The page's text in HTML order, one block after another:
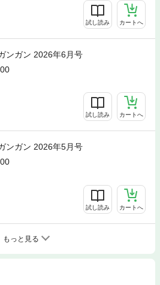
試し読み カートへ
ンガン 2026年6月号
試し読み カートへ
ンガン 2026年5月号
試し読み カートへ
もっと見る